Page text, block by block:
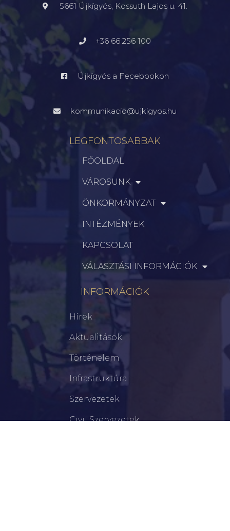
5661 Újkígyós, Kossuth Lajos u. 41.
+36 66 256 100
Újkígyós a Fecebookon
kommunikacio@ujkigyos.hu
LEGFONTOSABBAK
FŐOLDAL
VÁROSUNK
ÖNKORMÁNYZAT
INTÉZMÉNYEK
KAPCSOLAT
VÁLASZTÁSI INFORMÁCIÓK
INFORMÁCIÓK
Hírek
Aktualitások
Történelem
Infrastruktúra
Szervezetek
Civil Szervezetek